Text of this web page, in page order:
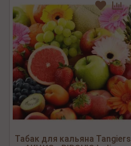
Табак для кальяна Tangiers